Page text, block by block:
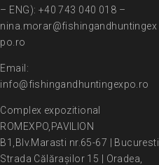
– ENG): +40 743 040 018 –
nina.morar@fishingandhuntingex
po.ro
Email:
info@fishingandhuntingexpo.ro
Complex expozitional
ROMEXPO,PAVILION
B1,Blv.Marasti nr.65-67 | Bucuresti
Strada Călărașilor 15 | Oradea,